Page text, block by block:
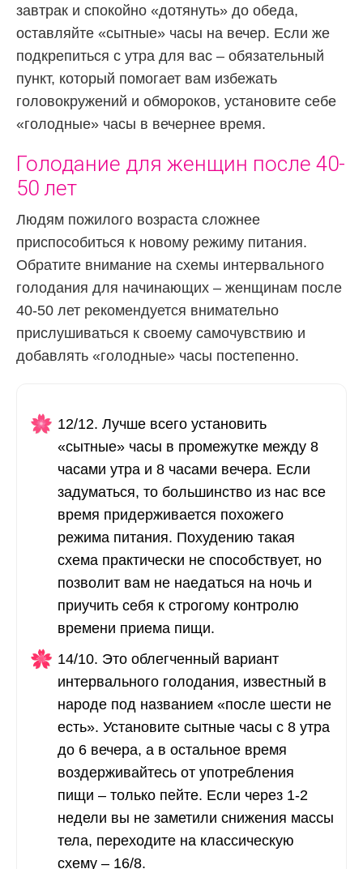
завтрак и спокойно «дотянуть» до обеда,
оставляйте «сытные» часы на вечер. Если же
подкрепиться с утра для вас – обязательный
пункт, который помогает вам избежать
головокружений и обмороков, установите себе
«голодные» часы в вечернее время.
Голодание для женщин после 40-
50 лет
Людям пожилого возраста сложнее
приспособиться к новому режиму питания.
Обратите внимание на схемы интервального
голодания для начинающих – женщинам после
40-50 лет рекомендуется внимательно
прислушиваться к своему самочувствию и
добавлять «голодные» часы постепенно.
12/12. Лучше всего установить
«сытные» часы в промежутке между 8
часами утра и 8 часами вечера. Если
задуматься, то большинство из нас все
время придерживается похожего
режима питания. Похудению такая
схема практически не способствует, но
позволит вам не наедаться на ночь и
приучить себя к строгому контролю
времени приема пищи.
14/10. Это облегченный вариант
интервального голодания, известный в
народе под названием «после шести не
есть». Установите сытные часы с 8 утра
до 6 вечера, а в остальное время
воздерживайтесь от употребления
пищи – только пейте. Если через 1-2
недели вы не заметили снижения массы
тела, переходите на классическую
схему – 16/8.